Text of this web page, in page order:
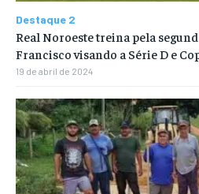
Destaque 2
Real Noroeste treina pela
Francisco visando a Série D e
19 de abril de 2024